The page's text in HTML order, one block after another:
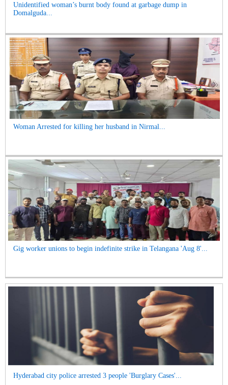
Unidentified woman’s burnt body found at garbage dump in
Domalguda...
Woman Arrested for killing her husband in Nirmal...
Gig worker unions to begin indefinite strike in Telangana 'Aug 8'...
Hyderabad city police arrested 3 people 'Burglary Cases'...